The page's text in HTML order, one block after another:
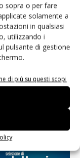
sopra o per fare
solamente a
in qualsiasi
utilizzando i
pulsante di gestione
di più su questi scopi
browser per i